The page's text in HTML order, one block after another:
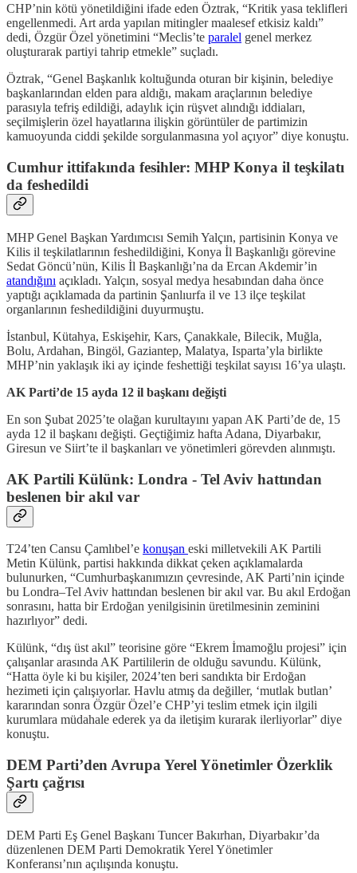
CHP’nin kötü yönetildiğini ifade eden Öztrak, “Kritik yasa teklifleri
engellenmedi. Art arda yapılan mitingler maalesef etkisiz kaldı”
dedi, Özgür Özel yönetimini “Meclis’te paralel genel merkez
oluşturarak partiyi tahrip etmekle” suçladı.
Öztrak, “Genel Başkanlık koltuğunda oturan bir kişinin, belediye
başkanlarından elden para aldığı, makam araçlarının belediye
parasıyla tefriş edildiği, adaylık için rüşvet alındığı iddiaları,
seçilmişlerin özel hayatlarına ilişkin görüntüler de partimizin
kamuoyunda ciddi şekilde sorgulanmasına yol açıyor” diye konuştu.
Cumhur ittifakında fesihler: MHP Konya il teşkilatı
da feshedildi
MHP Genel Başkan Yardımcısı Semih Yalçın, partisinin Konya ve
Kilis il teşkilatlarının feshedildiğini, Konya İl Başkanlığı görevine
Sedat Göncü’nün, Kilis İl Başkanlığı’na da Ercan Akdemir’in
atandığını açıkladı. Yalçın, sosyal medya hesabından daha önce
yaptığı açıklamada da partinin Şanlıurfa il ve 13 ilçe teşkilat
organlarının feshedildiğini duyurmuştu.
İstanbul, Kütahya, Eskişehir, Kars, Çanakkale, Bilecik, Muğla,
Bolu, Ardahan, Bingöl, Gaziantep, Malatya, Isparta’yla birlikte
MHP’nin yaklaşık iki ay içinde feshettiği teşkilat sayısı 16’ya ulaştı.
AK Parti’de 15 ayda 12 il başkanı değişti
En son Şubat 2025’te olağan kurultayını yapan AK Parti’de de, 15
ayda 12 il başkanı değişti. Geçtiğimiz hafta Adana, Diyarbakır,
Giresun ve Siirt’te il başkanları ve yönetimleri görevden alınmıştı.
AK Partili Külünk: Londra - Tel Aviv hattından
beslenen bir akıl var
T24’ten Cansu Çamlıbel’e konuşan eski milletvekili AK Partili
Metin Külünk, partisi hakkında dikkat çeken açıklamalarda
bulunurken, “Cumhurbaşkanımızın çevresinde, AK Parti’nin içinde
bu Londra–Tel Aviv hattından beslenen bir akıl var. Bu akıl Erdoğan
sonrasını, hatta bir Erdoğan yenilgisinin üretilmesinin zeminini
hazırlıyor” dedi.
Külünk, “dış üst akıl” teorisine göre “Ekrem İmamoğlu projesi” için
çalışanlar arasında AK Partililerin de olduğu savundu. Külünk,
“Hatta öyle ki bu kişiler, 2024’ten beri sandıkta bir Erdoğan
hezimeti için çalışıyorlar. Havlu atmış da değiller, ‘mutlak butlan’
kararından sonra Özgür Özel’e CHP’yi teslim etmek için ilgili
kurumlara müdahale ederek ya da iletişim kurarak ilerliyorlar” diye
konuştu.
DEM Parti’den Avrupa Yerel Yönetimler Özerklik
Şartı çağrısı
DEM Parti Eş Genel Başkanı Tuncer Bakırhan, Diyarbakır’da
düzenlenen DEM Parti Demokratik Yerel Yönetimler
Konferansı’nın açılışında konuştu.